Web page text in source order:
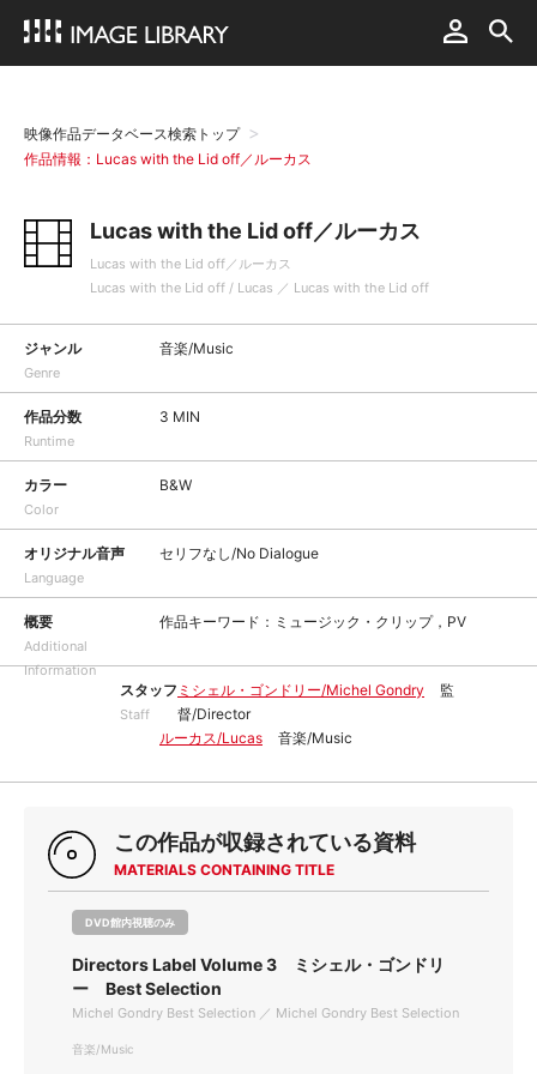
映像作品データベース検索トップ
作品情報：Lucas with the Lid off／ルーカス
Lucas with the Lid off／ルーカス
Lucas with the Lid off／ルーカス
Lucas with the Lid off / Lucas ／ Lucas with the Lid off
ジャンル
Genre
音楽/Music
作品分数
Runtime
3 MIN
カラー
Color
B&W
オリジナル音声
Language
セリフなし/No Dialogue
概要
Additional
Information
作品キーワード：ミュージック・クリップ，PV
スタッフ
Staff
ミシェル・ゴンドリー/Michel Gondry
監
督/Director
ルーカス/Lucas
音楽/Music
この作品が収録されている資料
MATERIALS CONTAINING TITLE
DVD館内視聴のみ
Directors Label Volume 3 ミシェル・ゴンドリ
ー Best Selection
Michel Gondry Best Selection ／ Michel Gondry Best Selection
音楽/Music